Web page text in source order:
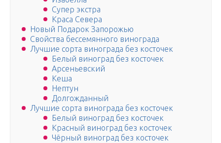
Супер экстра
Краса Севера
Новый Подарок Запорожью
Свойства бессемянного винограда
Лучшие сорта винограда без косточек
Белый виноград без косточек
Арсеньевский
Кеша
Нептун
Долгожданный
Лучшие сорта винограда без косточек
Белый виноград без косточек
Красный виноград без косточек
Чёрный виноград без косточек